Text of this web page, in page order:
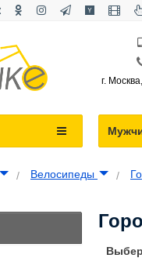
г.
Велосипеды